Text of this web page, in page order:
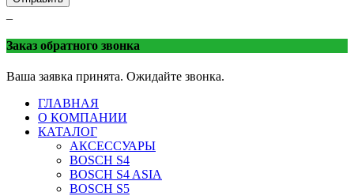
Заказ обратного звонка
Ваша заявка принята. Ожидайте звонка.
ГЛАВНАЯ
О КОМПАНИИ
КАТАЛОГ
АКСЕССУАРЫ
BOSCH S4
BOSCH S4 ASIA
BOSCH S5